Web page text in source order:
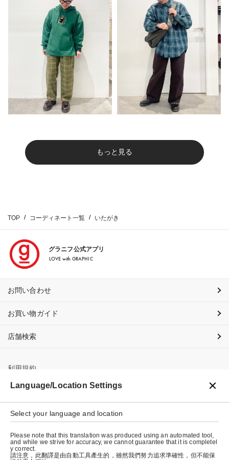
もっと見る
TOP コーディネート一覧 いたがき
グラニフ公式アプリ
LOVE with GRAPHIC
お問い合わせ
お買い物ガイド
店舗検索
利用規約
プライバシーポリシー
特定商取引法に基づく表示
会社概要
Language/Location Settings
Select your language and location
Please note that this translation was produced using an automated tool,
and while we strive for accuracy, we cannot guarantee that it is completel
y correct.
請注意，此翻譯是由自動工具產生的，雖然我們努力追求準確性，但不能保